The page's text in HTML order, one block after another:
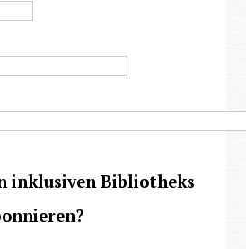
inklusiven Bibliotheks